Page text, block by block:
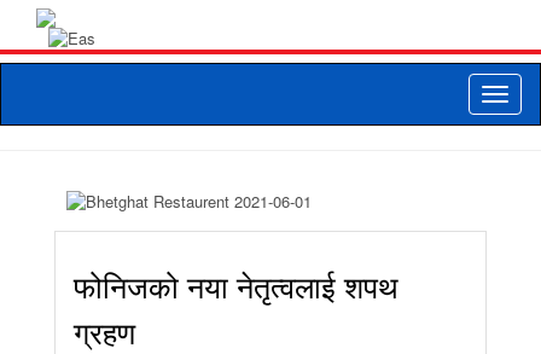
Toggle
फोनिजको नया नेतृत्वलाई शपथ
ग्रहण